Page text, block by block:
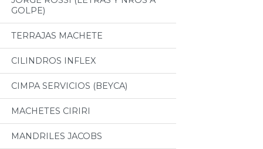
GOLPE)
TERRAJAS MACHETE
CILINDROS INFLEX
CIMPA SERVICIOS (BEYCA)
MACHETES CIRIRI
MANDRILES JACOBS